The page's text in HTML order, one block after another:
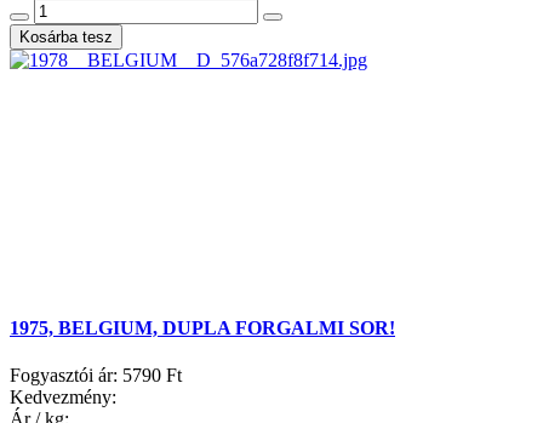
1975, BELGIUM, DUPLA FORGALMI SOR!
Fogyasztói ár: 5790 Ft
Kedvezmény: